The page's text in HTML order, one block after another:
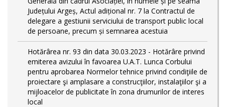
Județului Argeș, Actul adițional nr. 7 la Contractul de
delegare a gestiunii serviciului de transport public local
de persoane, precum și semnarea acestuia
Hotărârea nr. 93 din data 30.03.2023 - Hotărâre privind
emiterea avizului în favoarea U.A.T. Lunca Corbului
pentru aprobarea Normelor tehnice privind condiţiile de
proiectare şi amplasare a construcţiilor, instalaţiilor şi a
mijloacelor de publicitate în zona drumurilor de interes
local